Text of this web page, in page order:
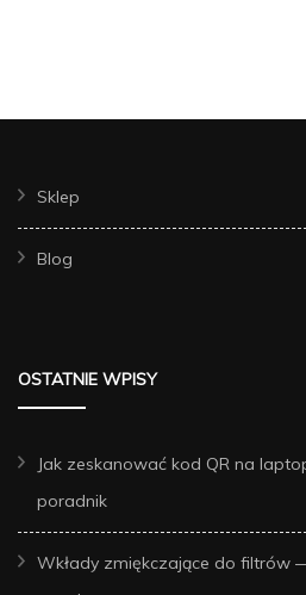
Sklep
Blog
OSTATNIE WPISY
Jak zeskanować kod QR na
poradnik
Wkłady zmiękczające do filtrów